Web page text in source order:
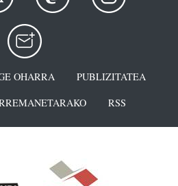
OHARRA
PUBLIZITATEA
RSS